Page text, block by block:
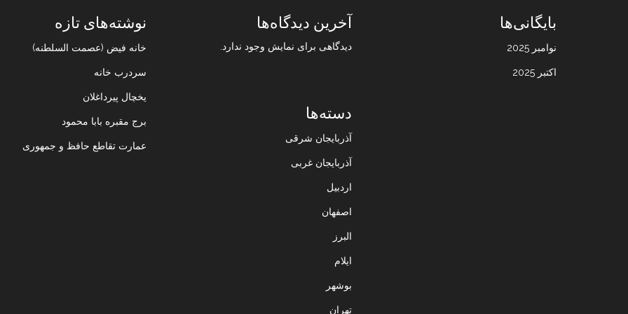
نوشته‌های تازه
خانه فیض (عصمت السلطنه)
سردرب خانه
یخچال پیرداغلان
برج مقبره بابا محمود
عمارت تقاطع حافظ و جمهوری
آخرین دیدگاه‌ها
دیدگاهی برای نمایش وجود ندارد.
بایگانی‌ها
نوامبر 2025
اکتبر 2025
دسته‌ها
آذربایجان شرقی
آذربایجان غربی
اردبیل
اصفهان
البرز
ایلام
بوشهر
تهران